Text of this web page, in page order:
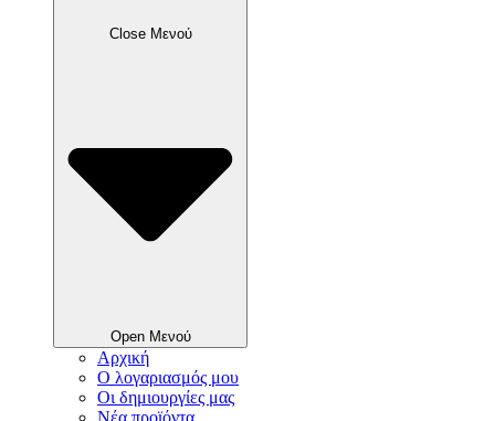
Close Μενού
Open Μενού
Αρχική
Ο λογαριασμός μου
Οι δημιουργίες μας